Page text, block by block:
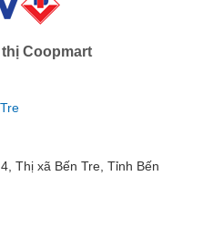
thị Coopmart
Thị xã Bến Tre, Tỉnh Bến